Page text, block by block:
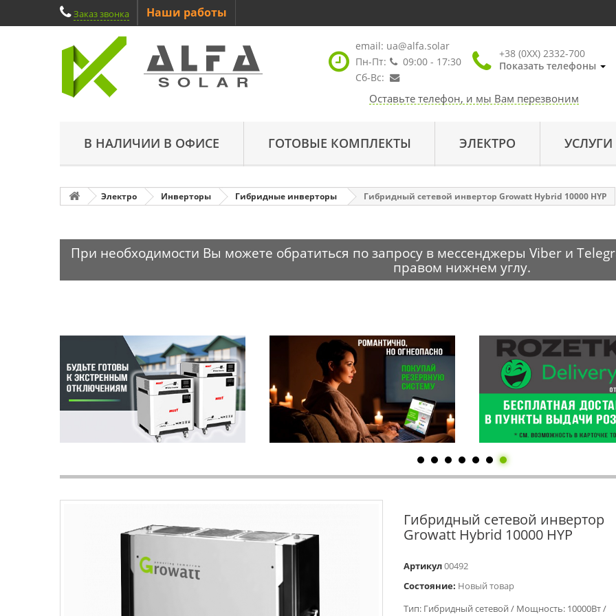
Заказ звонка Наши работы
email: ua@alfa.solar
Пн-Пт:
09:00 - 17:30
Сб-Вс:
+38 (0XX) 2332-700
Показать телефоны
Оставьте телефон, и мы Вам перезвоним
В НАЛИЧИИ В ОФИСЕ ГОТОВЫЕ КОМПЛЕКТЫ ЭЛЕКТРО УСЛУГИ
Электро Инверторы Гибридные инверторы Гибридный сетевой инвертор Growatt Hybrid 10000 HYP
При необходимости Вы можете обратиться по запросу в мессенджеры Viber и
правом нижнем углу.
Гибридный сетевой инвертор
Growatt Hybrid 10000 HYP
Артикул00492
Состояние: Новый товар
Тип: Гибридный сетевой / Мощность: 10000Вт /